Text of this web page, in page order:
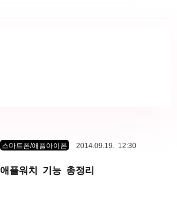
스마트폰/애플아이폰 2014.09.19. 12:30
애플워치 기능 총정리